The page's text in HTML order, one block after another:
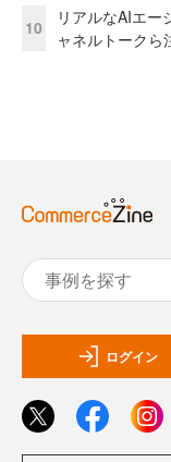
10
リアルなAIエ
ャネルトークら
ログイン